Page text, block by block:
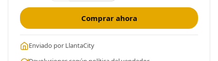
Comprar ahora
Enviado por LlantaCity